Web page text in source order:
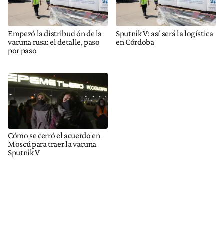
Empezó la distribución de la
vacuna rusa: el detalle, paso
por paso
Sputnik V: así será la logística
en Córdoba
Cómo se cerró el acuerdo en
Moscú para traer la vacuna
Sputnik V